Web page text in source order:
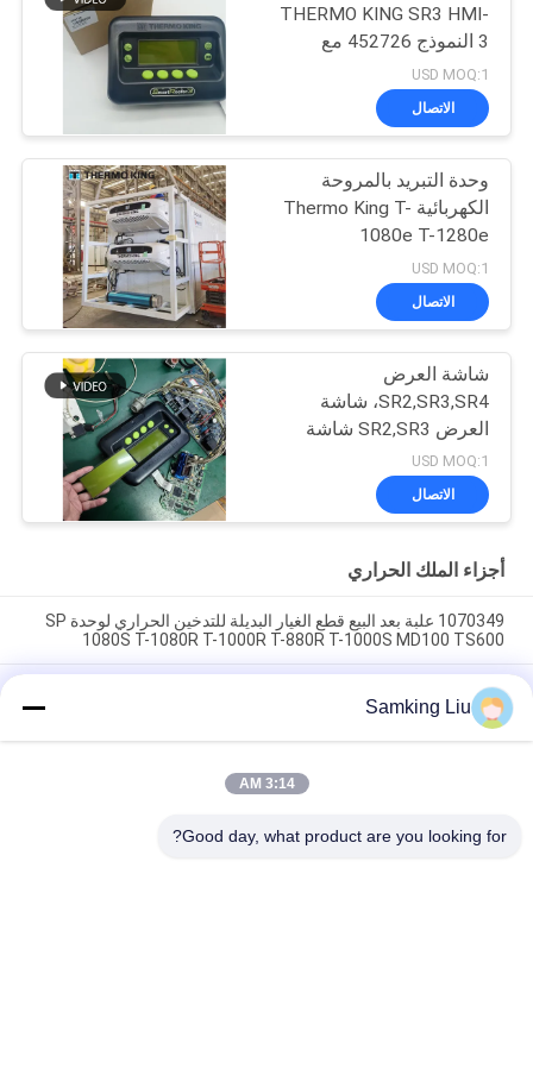
THERMO KING SR3 HMI-
3 النموذج 452726 مع
SR4
USD MOQ:1
الاتصال
وحدة التبريد بالمروحة
الكهربائية Thermo King T-
1080e T-1280e
USD MOQ:1
الاتصال
شاشة العرض
SR2,SR3,SR4، شاشة
العرض SR2,SR3 شاشة
العرض CA-8452372
شاشة LCD من نوع العرض
الأخضر لـ THERMO KING
الغيار بعد البيع
USD MOQ:1
الاتصال
أجزاء الملك الحراري
1070349 علبة بعد البيع قطع الغيار البديلة للتدخين الحراري لوحدة SP
1080S T-1080R T-1000R T-880R T-1000S MD100 TS600
الوحدة T-1080S T-1080R T-1000R T-880R T-1000S MD100
TS600
Samking Liu
3:14 AM
Good day, what product are you looking for?